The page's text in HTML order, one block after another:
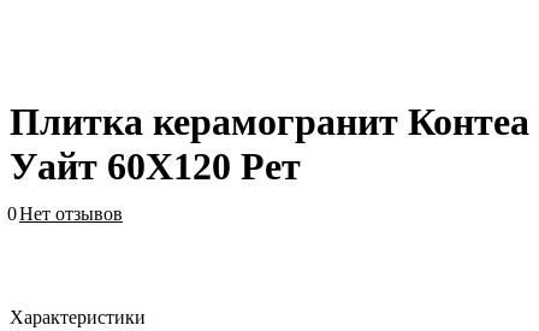
Плитка керамогранит Контеа
Уайт 60X120 Рет
0Нет отзывов
Характеристики